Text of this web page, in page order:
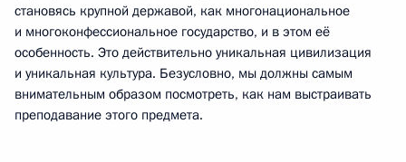
становясь крупной державой, как многонациональное
и многоконфессиональное государство, и в этом её
особенность. Это действительно уникальная цивилизация
и уникальная культура. Безусловно, мы должны самым
внимательным образом посмотреть, как нам выстраивать
преподавание этого предмета.